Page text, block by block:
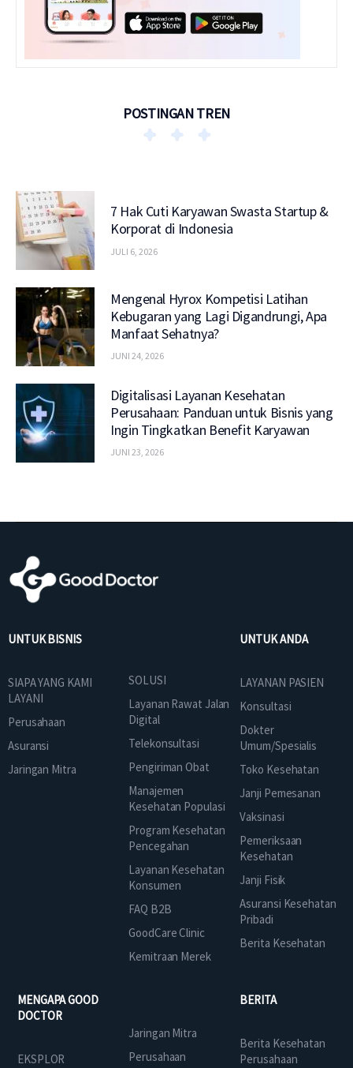
POSTINGAN TREN
7 Hak Cuti Karyawan Swasta Startup &
Korporat di Indonesia
JULI 6, 2026
Mengenal Hyrox Kompetisi Latihan
Kebugaran yang Lagi Digandrungi, Apa
Manfaat Sehatnya?
JUNI 24, 2026
Digitalisasi Layanan Kesehatan
Perusahaan: Panduan untuk Bisnis yang
Ingin Tingkatkan Benefit Karyawan
JUNI 23, 2026
UNTUK BISNIS
SIAPA YANG KAMI
LAYANI
Perusahaan
Asuransi
Jaringan Mitra
SOLUSI
Layanan Rawat Jalan
Digital
Telekonsultasi
Pengiriman Obat
Manajemen
Kesehatan Populasi
Program Kesehatan
Pencegahan
Layanan Kesehatan
Konsumen
FAQ B2B
GoodCare Clinic
Kemitraan Merek
UNTUK ANDA
LAYANAN PASIEN
Konsultasi
Dokter
Umum/Spesialis
Toko Kesehatan
Janji Pemesanan
Vaksinasi
Pemeriksaan
Kesehatan
Janji Fisik
Asuransi Kesehatan
Pribadi
Berita Kesehatan
MENGAPA GOOD
DOCTOR
EKSPLOR
Jaringan Mitra
Perusahaan
BERITA
Berita Kesehatan
Perusahaan